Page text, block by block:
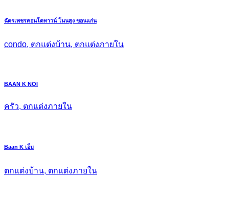
ฉัตรเพชรคอนโดทาวน์ โนนสูง ขอนแก่น
condo, ตกแต่งบ้าน, ตกแต่งภายใน
BAAN K NOI
ครัว, ตกแต่งภายใน
Baan K เอ็ม
ตกแต่งบ้าน, ตกแต่งภายใน